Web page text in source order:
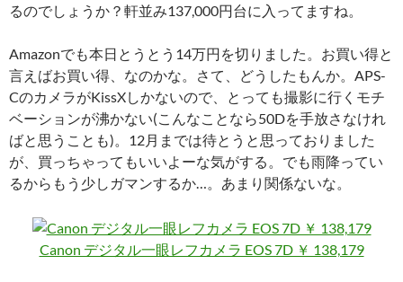
るのでしょうか？軒並み137,000円台に入ってますね。
Amazonでも本日とうとう14万円を切りました。お買い得と
言えばお買い得、なのかな。さて、どうしたもんか。APS-
CのカメラがKissXしかないので、とっても撮影に行くモチ
ベーションが沸かない(こんなことなら50Dを手放さなけれ
ばと思うことも)。12月までは待とうと思っておりました
が、買っちゃってもいいよーな気がする。でも雨降ってい
るからもう少しガマンするか…。あまり関係ないな。
Canon デジタル一眼レフカメラ EOS 7D ￥ 138,179